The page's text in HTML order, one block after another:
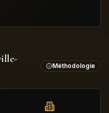
Méthodologie